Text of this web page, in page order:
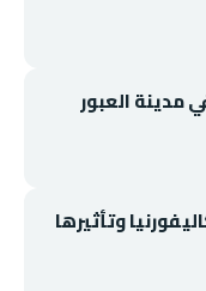
مدينة العبور
وتأثيرها